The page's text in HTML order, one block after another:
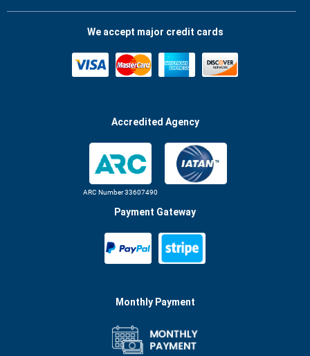
We accept major credit cards
Accredited Agency
ARC Number 33607490
Payment Gateway
Monthly Payment